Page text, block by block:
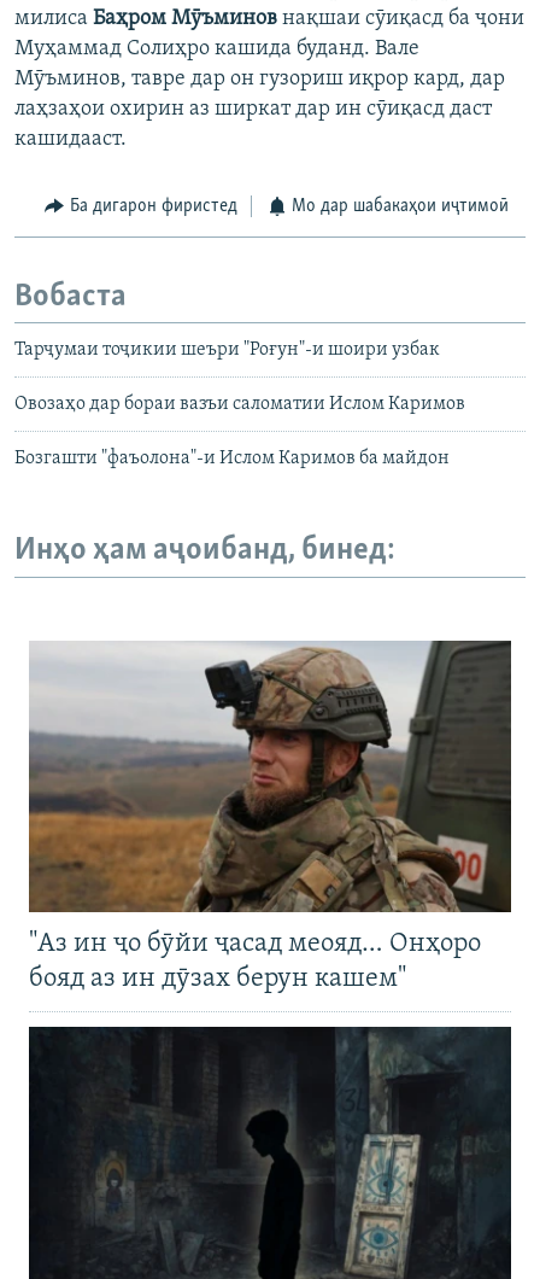
милиса Баҳром Мӯъминов нақшаи сӯиқасд ба ҷони
Муҳаммад Солиҳро кашида буданд. Вале
Мӯъминов, тавре дар он гузориш иқрор кард, дар
лаҳзаҳои охирин аз ширкат дар ин сӯиқасд даст
кашидааст.
Ба дигарон фиристед Мо дар шабакаҳои иҷтимоӣ
Вобаста
Тарҷумаи тоҷикии шеъри "Роғун"-и шоири узбак
Овозаҳо дар бораи вазъи саломатии Ислом Каримов
Бозгашти "фаъолона"-и Ислом Каримов ба майдон
Инҳо ҳам аҷоибанд, бинед:
"Аз ин ҷо бӯйи ҷасад меояд… Онҳоро
бояд аз ин дӯзах берун кашем"